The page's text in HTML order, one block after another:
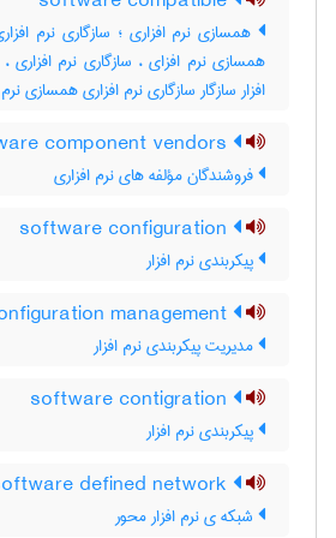
همسازی نرم افزاری ؛ سازگاری نرم
همسازی نرم افزای ، سازگاری نرم افزاری ،
افزار سازگار سازگاری نرم افزاری همسازی
فروشندگان مؤلفه های نرم افزاری
پیکربندی نرم افزار
مدیریت پیکربندی نرم افزار
پیکربندی نرم افزار
شبکه ی نرم افزار محور